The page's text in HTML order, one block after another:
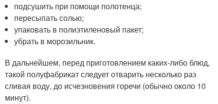
подсушить при помощи полотенца;
пересыпать солью;
упаковать в полиэтиленовый пакет;
убрать в морозильник.
В дальнейшем, перед приготовлением каких-либо блюд,
такой полуфабрикат следует отварить несколько раз
сливая воду, до исчезновения горечи (обычно около 10
минут).